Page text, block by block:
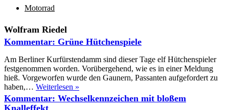
Motorrad
Wolfram Riedel
Kommentar: Grüne Hütchenspiele
Am Berliner Kurfürstendamm sind dieser Tage elf Hütchenspieler
festgenommen worden. Vorübergehend, wie es in einer Meldung
hieß. Vorgeworfen wurde den Gaunern, Passanten aufgefordert zu
haben,… Weiterlesen »
Grüne
Hütchenspiele
Kommentar: Wechselkennzeichen mit bloßem
Knalleffekt